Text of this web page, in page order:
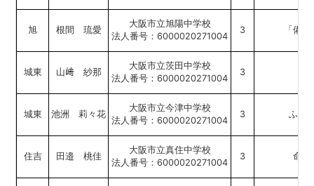
旭 根間 琉愛
大阪市立旭陽中学校
法人番号：6000020271004
3 「備
城東 山﨑 紗那
大阪市立茨田中学校
法人番号：6000020271004
3
城東 池洲 莉々花
大阪市立今津中学校
法人番号：6000020271004
3 ふる
住吉 田邉 桃佳
大阪市立真住中学校
法人番号：6000020271004
3 命を